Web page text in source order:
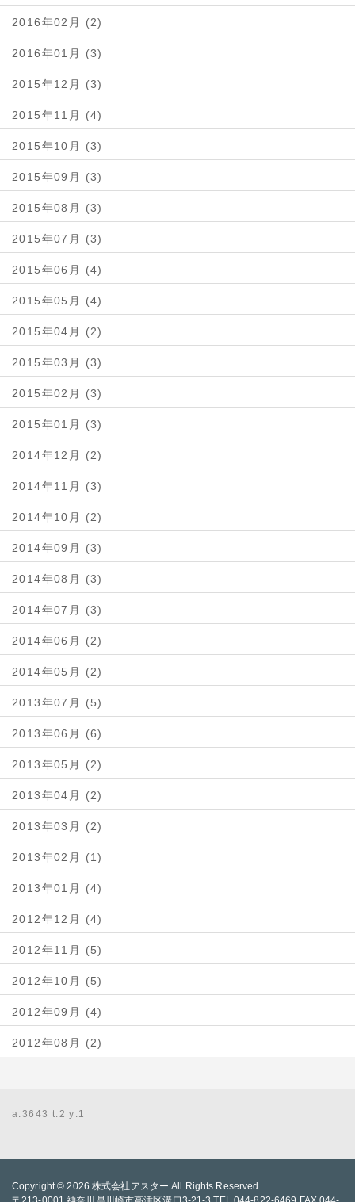
2016年02月 (2)
2016年01月 (3)
2015年12月 (3)
2015年11月 (4)
2015年10月 (3)
2015年09月 (3)
2015年08月 (3)
2015年07月 (3)
2015年06月 (4)
2015年05月 (4)
2015年04月 (2)
2015年03月 (3)
2015年02月 (3)
2015年01月 (3)
2014年12月 (2)
2014年11月 (3)
2014年10月 (2)
2014年09月 (3)
2014年08月 (3)
2014年07月 (3)
2014年06月 (2)
2014年05月 (2)
2013年07月 (5)
2013年06月 (6)
2013年05月 (2)
2013年04月 (2)
2013年03月 (2)
2013年02月 (1)
2013年01月 (4)
2012年12月 (4)
2012年11月 (5)
2012年10月 (5)
2012年09月 (4)
2012年08月 (2)
a:3643 t:2 y:1
Copyright © 2026株式会社アスター All Rights Reserved.